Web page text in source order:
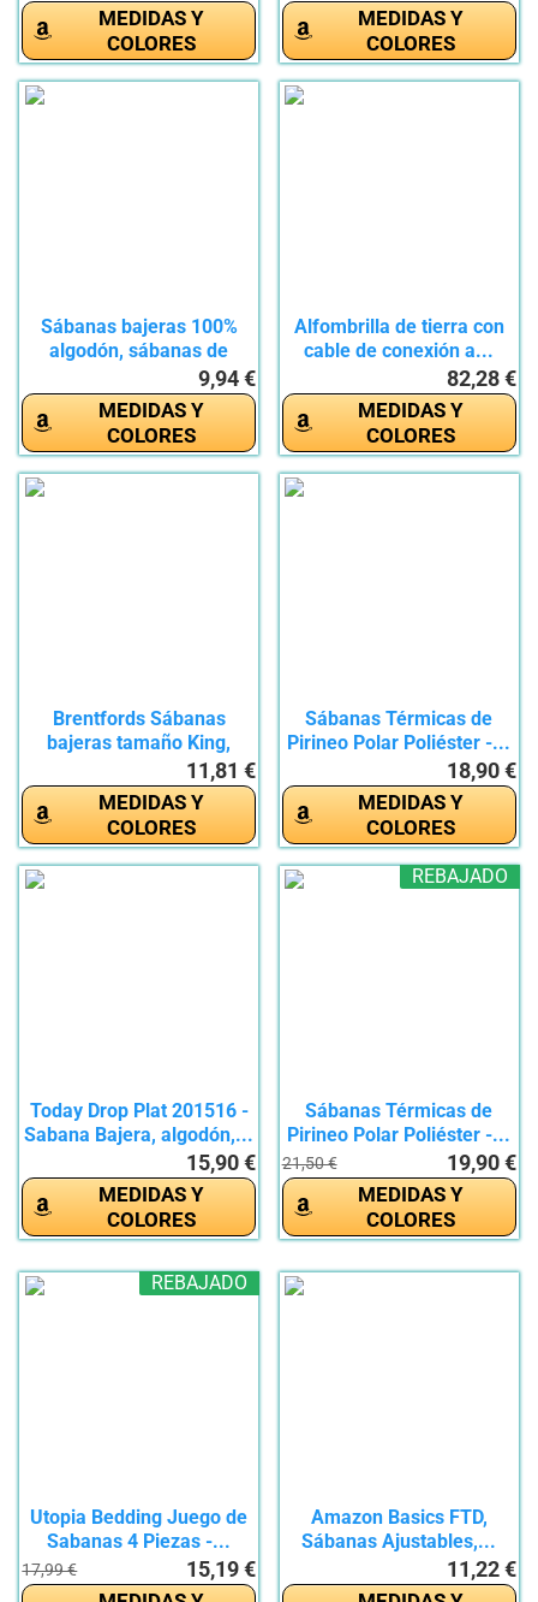
MEDIDAS Y
COLORES
MEDIDAS Y
COLORES
Sábanas bajeras 100%
algodón, sábanas de
9,94 €
MEDIDAS Y
COLORES
Alfombrilla de tierra con
cable de conexión a...
82,28 €
MEDIDAS Y
COLORES
Brentfords Sábanas
bajeras tamaño King,
11,81 €
MEDIDAS Y
COLORES
Sábanas Térmicas de
Pirineo Polar Poliéster -...
18,90 €
MEDIDAS Y
COLORES
Today Drop Plat 201516 -
Sabana Bajera, algodón,...
15,90 €
MEDIDAS Y
COLORES
REBAJADO
Sábanas Térmicas de
Pirineo Polar Poliéster -...
21,50 € 19,90 €
MEDIDAS Y
COLORES
REBAJADO
Utopia Bedding Juego de
Sabanas 4 Piezas -...
17,99 € 15,19 €
Amazon Basics FTD,
Sábanas Ajustables,...
11,22 €